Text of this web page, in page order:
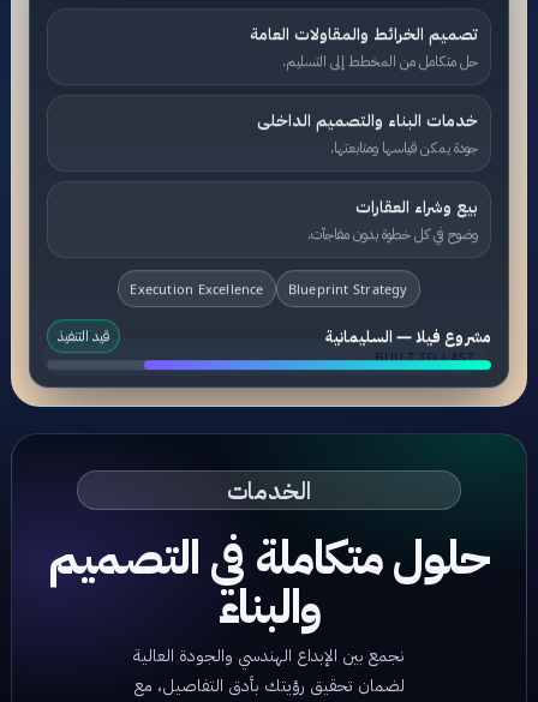
تصميم الخرائط والمقاولات العامة
حل متكامل من المخطط إلى التسليم.
خدمات البناء والتصميم الداخلى
جودة يمكن قياسها ومتابعتها.
بيع وشراء العقارات
وضوح في كل خطوة بدون مفاجآت.
Blueprint Strategy
Execution Excellence
مشروع فيلا — السليمانية قيد التنفيذ
BUILT TO LAST
الخدمات
حلول متكاملة في التصميم
والبناء
نجمع بين الإبداع الهندسي والجودة العالية
لضمان تحقيق رؤيتك بأدق التفاصيل، مع